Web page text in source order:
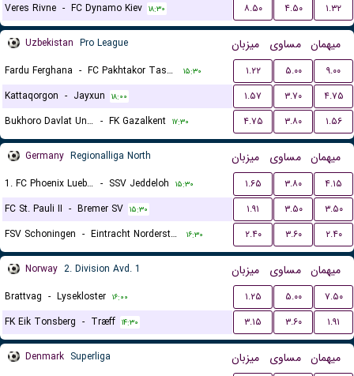
Veres Rivne - FC Dynamo Kiev ۱۸:۳۰ ۸.۵۰ ۴.۵۰ ۱.۳۲
Uzbekistan Pro League میزبان مساوی میهمان
Fardu Ferghana - FC Pakhtakor Tashkent II ۱۵:۳۰ ۱.۲۲ ۵.۰۰
۹.۰۰
Kattaqorgon - Jayxun ۱۸:۰۰ ۱.۵۷ ۳.۷۰
۴.۷۵
Bukhoro Davlat Universiteti - FK Gazalkent ۱۷:۳۰ ۴.۷۵ ۳.۸۰ ۱.۵۶
Germany Regionalliga North میزبان مساوی میهمان
1. FC Phoenix Luebeck - SSV Jeddeloh ۱۵:۳۰ ۱.۶۵ ۳.۸۰
۴.۱۵
FC St. Pauli II - Bremer SV ۱۵:۳۰ ۱.۹۱ ۳.۵۰
۳.۵۰
FSV Schoningen - Eintracht Norderstedt ۱۶:۳۰ ۲.۴۰ ۳.۶۰ ۲.۴۰
Norway 2. Division Avd. 1 میزبان مساوی میهمان
Brattvag - Lysekloster ۱۶:۰۰ ۱.۲۵ ۵.۰۰
۷.۵۰
FK Eik Tonsberg - Træff ۱۴:۳۰ ۳.۱۵ ۳.۶۰ ۱.۹۱
Denmark Superliga میزبان مساوی میهمان